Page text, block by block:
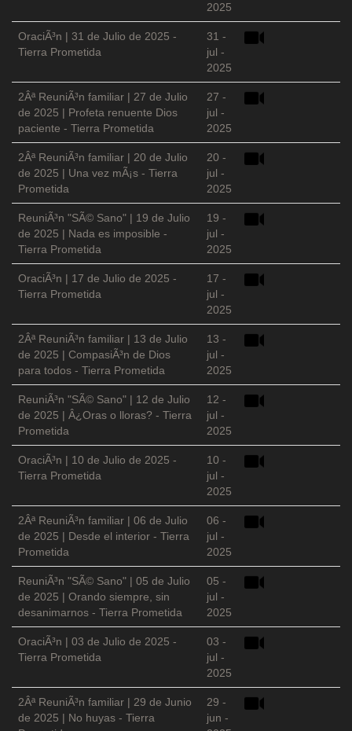
2025
OraciÃ³n | 31 de Julio de 2025 -
Tierra Prometida
31 -
jul -
2025
2Âª ReuniÃ³n familiar | 27 de Julio
de 2025 | Profeta renuente Dios
paciente - Tierra Prometida
27 -
jul -
2025
2Âª ReuniÃ³n familiar | 20 de Julio
de 2025 | Una vez mÃ¡s - Tierra
Prometida
20 -
jul -
2025
ReuniÃ³n "SÃ© Sano" | 19 de Julio
de 2025 | Nada es imposible -
Tierra Prometida
19 -
jul -
2025
OraciÃ³n | 17 de Julio de 2025 -
Tierra Prometida
17 -
jul -
2025
2Âª ReuniÃ³n familiar | 13 de Julio
de 2025 | CompasiÃ³n de Dios
para todos - Tierra Prometida
13 -
jul -
2025
ReuniÃ³n "SÃ© Sano" | 12 de Julio
de 2025 | Â¿Oras o lloras? - Tierra
Prometida
12 -
jul -
2025
OraciÃ³n | 10 de Julio de 2025 -
Tierra Prometida
10 -
jul -
2025
2Âª ReuniÃ³n familiar | 06 de Julio
de 2025 | Desde el interior - Tierra
Prometida
06 -
jul -
2025
ReuniÃ³n "SÃ© Sano" | 05 de Julio
de 2025 | Orando siempre, sin
desanimarnos - Tierra Prometida
05 -
jul -
2025
OraciÃ³n | 03 de Julio de 2025 -
Tierra Prometida
03 -
jul -
2025
2Âª ReuniÃ³n familiar | 29 de Junio
de 2025 | No huyas - Tierra
29 -
jun -